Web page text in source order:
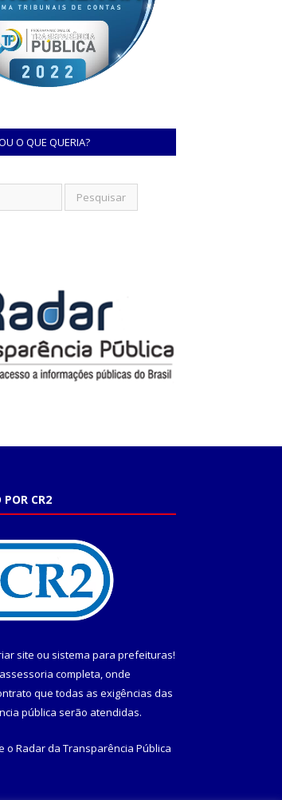
O QUE QUERIA?
POR CR2
site ou sistema para prefeituras!
assessoria completa, onde
que todas as exigências das
pública serão atendidas.
o Radar da Transparência Pública